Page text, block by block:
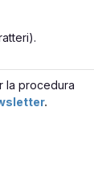
la procedura
.